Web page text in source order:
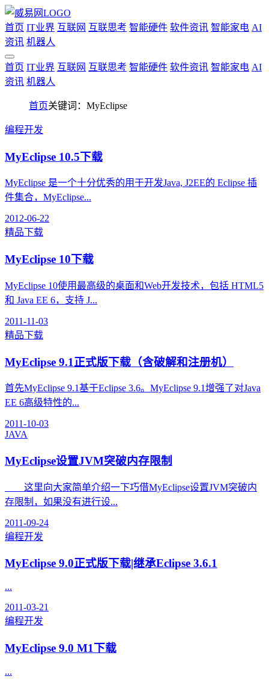
首页 IT业界 互联网 互联思考 智能硬件 软件资讯 智能家电 AI
资讯 机器人
首页 IT业界 互联网 互联思考 智能硬件 软件资讯 智能家电 AI
资讯 机器人
首页关键词：MyEclipse
编程开发
MyEclipse 10.5下载
MyEclipse 是一个十分优秀的用于开发Java, J2EE的 Eclipse 插
件集合，MyEclipse...
2012-06-22
精品下载
MyEclipse 10下载
MyEclipse 10使用最高级的桌面和Web开发技术，包括 HTML5
和 Java EE 6，支持 J...
2011-11-03
精品下载
MyEclipse 9.1正式版下载（含破解和注册机）
首先MyEclipse 9.1基于Eclipse 3.6。MyEclipse 9.1增强了对Java
EE 6高级特性的...
2011-10-03
JAVA
MyEclipse设置JVM突破内存限制
这里向大家简单介绍一下巧借MyEclipse设置JVM突破内
存限制，如果没有进行设...
2011-09-24
编程开发
MyEclipse 9.0正式版下载|继承Eclipse 3.6.1
...
2011-03-21
编程开发
MyEclipse 9.0 M1下载
...